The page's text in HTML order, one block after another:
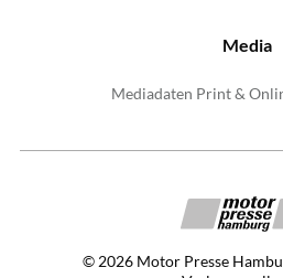
Media
Mediadaten Print &
© 2026 Motor Presse